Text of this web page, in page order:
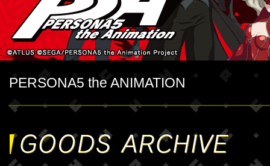
PERSONA5 the ANIMATION